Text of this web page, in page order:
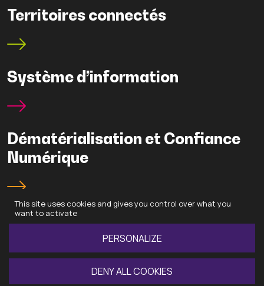
Territoires connectés
Système d’information
Dématérialisation et Confiance
Numérique
Recrutement Données personnelles
This site uses cookies and gives you control over what you
want to activate
PERSONALIZE
DENY ALL COOKIES